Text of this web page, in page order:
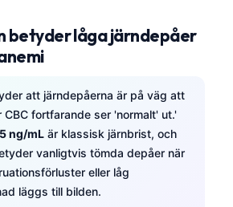
betyder låga järndepåer
att järndepåerna är på väg att
CBC fortfarande ser 'normalt' ut.'
ng/mL är klassisk järnbrist, och
vanligtvis tömda depåer när
eller låg
läggs till bilden.